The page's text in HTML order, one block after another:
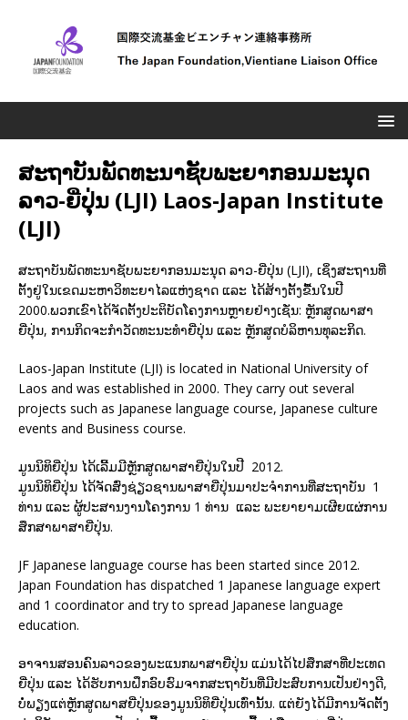
ສະຖາບັນພັດທະນາຊັບພະຍາກອນມະນຸດ
ລາວ-ຍີ່ປຸ່ນ (LJI) Laos-Japan Institute
(LJI)
ສະຖາບັນພັດທະນາຊັບພະຍາກອນມະນຸດ ລາວ-ຍີ່ປຸ່ນ (LJI), ເຊິ່ງສະຖານທີ່
ຕັ້ງຢູ່ໃນເຂດມະຫາວິທະຍາໄລແຫ່ງຊາດ ແລະ ໄດ້ສ້າງຕັ້ງຂື້ນໃນປີ
2000.ພວກເຂົາໄດ້ຈັດຕັ້ງປະຕິບັດໂຄງການຫຼາຍຢ່າງເຊັ່ນ: ຫຼັກສູດພາສາ
ຍີ່ປຸ່ນ, ການກິດຈະກຳວັດທະນະທຳຍີ່ປຸ່ນ ແລະ ຫຼັກສູດບໍລິຫານທຸລະກິດ.
Laos-Japan Institute (LJI) is located in National University of
Laos and was established in 2000. They carry out several
projects such as Japanese language course, Japanese culture
events and Business course.
ມູນນິທິຍີ່ປຸ່ນ ໄດ້ເລີ້ມມີຫຼັກສູດພາສາຍີ່ປຸ່ນໃນປີ 2012.
ມູນນິທິຍີ່ປຸ່ນ ໄດ້ຈັດສົ່ງຊ່ຽວຊານພາສາຍີ່ປຸ່ນມາປະຈຳການທີ່ສະຖາບັນ 1
ທ່ານ ແລະ ຜູ້ປະສານງານໂຄງການ 1 ທ່ານ ແລະ ພະຍາຍາມເຜີຍແຜ່ການ
ສຶກສາພາສາຍີ່ປຸ່ນ.
JF Japanese language course has been started since 2012.
Japan Foundation has dispatched 1 Japanese language expert
and 1 coordinator and try to spread Japanese language
education.
ອາຈານສອນຄົນລາວຂອງພະແນກພາສາຍີ່ປຸ່ນ ແມ່ນໄດ້ໄປສຶກສາທີ່ປະເທດ
ຍີ່ປຸ່ນ ແລະ ໄດ້ຮັບການຝຶກອົບຮົມຈາກສະຖາບັນທີ່ມີປະສົບການເປັນຢ່າງດີ,
ບໍ່ພຽງແຕ່ຫຼັກສູດພາສຍີ່ປຸ່ນຂອງມູນນິທິຍີ່ປຸ່ນເທົ່ານັ້ນ. ແຕ່ຍັງໄດ້ມີການຈັດຕັ້ງ